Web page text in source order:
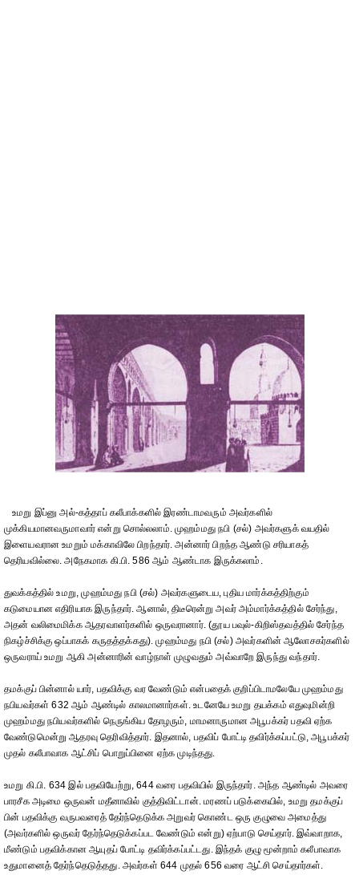
உமறு இப்னு அல்-கத்தாப் கலீபாக்களில் இரண்டாமவரும் அவர்களில்
முக்கியமானவருமாவார் என்று சொல்லலாம். முஹம்மது நபி (சல்) அவர்களுக் வயதில்
இளையவரான உமறும் மக்காவிலே பிறந்தார். அன்னார் பிறந்த ஆண்டு சரியாகத்
தெரியவில்லை. அநேகமாக கி.பி. 586 ஆம் ஆண்டாக இருக்கலாம்.
துவக்கத்தில் உமறு, முஹம்மது நபி (சல்) அவர்களுடைய, புதிய மார்க்கத்திற்கும்
கடுமையான எதிரியாக இருந்தார். ஆனால், திடீரென்று அவர் அம்மார்க்கத்தில் சேர்ந்து,
அதன் வலிமைமிக்க ஆதரவாளர்களில் ஒருவரானார். (தூய பவுல்-கிறிஸ்தவத்தில் சேர்ந்த
நிகழ்ச்சிக்கு ஒப்பாகக் கருதத்தக்கது). முஹம்மது நபி (சல்) அவர்களின் ஆலோசகர்களில்
ஒருவராய் உமறு ஆகி அன்னாரின் வாழ்நாள் முழுவதும் அவ்வாறே இருந்து வந்தார்.
தமக்குப் பின்னால் யார், பதவிக்கு வர வேண்டும் என்பதைக் குறிப்பிடாமலேயே முஹம்மது
நபியவர்கள் 632 ஆம் ஆண்டில் காலமானார்கள். உடனேயே உமறு தயக்கம் எதுவுமின்றி
முஹம்மது நபியவர்களில் நெருங்கிய தோழரும், மாமனாருமான அபூபக்கர் பதவி ஏற்க
வேண்டுமென்று ஆதரவு தெரிவித்தார். இதனால், பதவிப் போட்டி தவிர்க்கப்பட்டு, அபூபக்கர்
முதல் கலீபாவாக ஆட்சிப் பொறுப்பினை ஏற்க முடிந்தது.
உமறு கி.பி. 634 இல் பதவியேற்று, 644 வரை பதவியில் இருந்தார். அந்த ஆண்டில் அவரை
பாரசீக அடிமை ஒருவன் மதீனாவில் குத்திவிட்டான். மரணப் படுக்கையில், உமறு தமக்குப்
பின் பதவிக்கு வருபவரைத் தேர்ந்தெடுக்க அறுவர் கொண்ட ஒரு குழுவை அமைத்து
(அவர்களில் ஒருவர் தேர்ந்தெடுக்கப்பட வேண்டும் என்று) ஏற்பாடு செய்தார். இவ்வாறாக,
மீண்டும் பதவிக்கான ஆயுதப் போட்டி தவிர்க்கப்பட்டது. இந்தக் குழு மூன்றாம் கலீபாவாக
உதுமானைத் தேர்ந்தெடுத்தது. அவர்கள் 644 முதல் 656 வரை ஆட்சி செய்தார்கள்.